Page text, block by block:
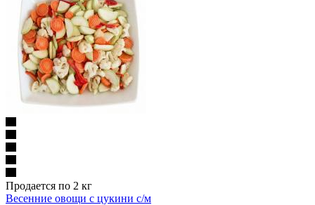
Продается по 2 кг
Весенние овощи с цукини с/м